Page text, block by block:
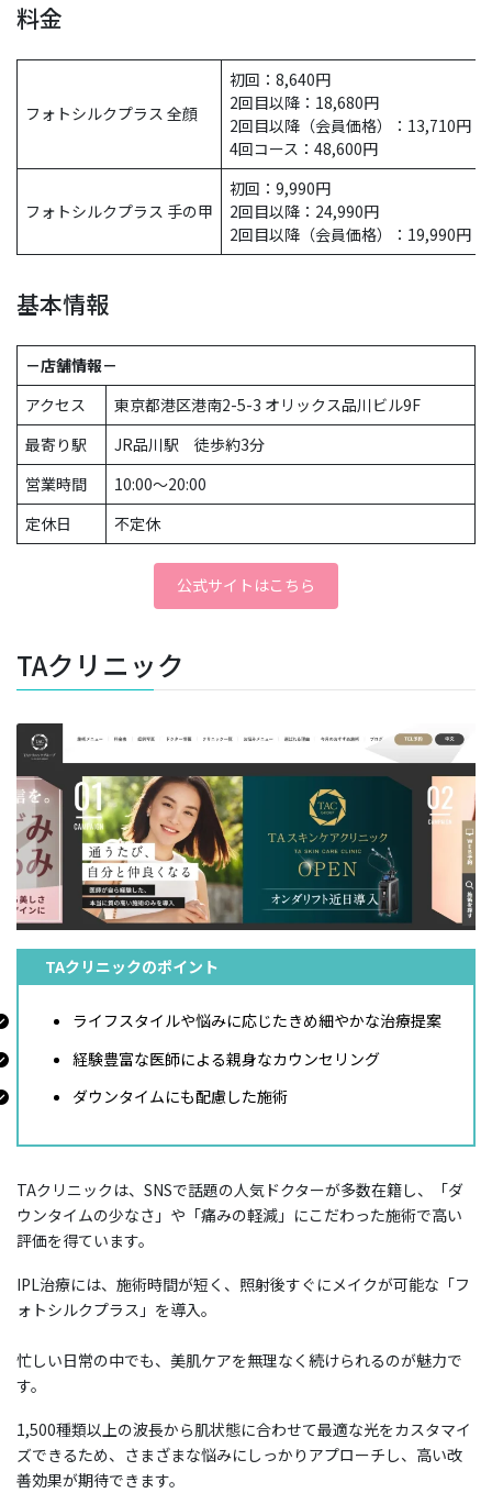
料金
フォトシルクプラス 全顔
初回：8,640円
2回目以降：18,680円
2回目以降（会員価格）：13,710円
4回コース：48,600円
フォトシルクプラス 手の甲
初回：9,990円
2回目以降：24,990円
2回目以降（会員価格）：19,990円
基本情報
－店舗情報－
アクセス
東京都港区港南2-5-3 オリックス品川ビル9F
最寄り駅
JR品川駅 徒歩約3分
営業時間
10:00〜20:00
定休日
不定休
公式サイトはこちら
TAクリニック
TAクリニックのポイント
ライフスタイルや悩みに応じたきめ細やかな治療提案
経験豊富な医師による親身なカウンセリング
ダウンタイムにも配慮した施術
TAクリニックは、SNSで話題の人気ドクターが多数在籍し、「ダ
ウンタイムの少なさ」や「痛みの軽減」にこだわった施術で高い
評価を得ています。
IPL治療には、施術時間が短く、照射後すぐにメイクが可能な「フ
ォトシルクプラス」を導入。
忙しい日常の中でも、美肌ケアを無理なく続けられるのが魅力で
す。
1,500種類以上の波長から肌状態に合わせて最適な光をカスタマイ
ズできるため、さまざまな悩みにしっかりアプローチし、高い改
善効果が期待できます。